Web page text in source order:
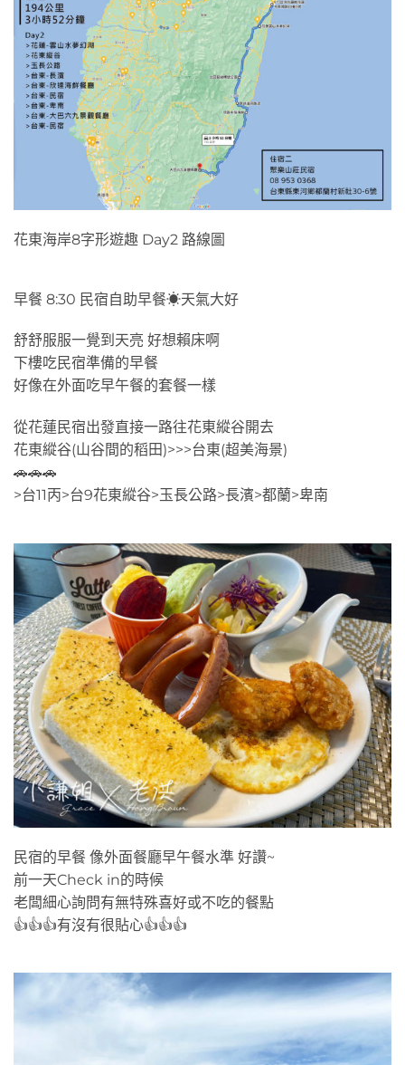
花東海岸8字形遊趣 Day2 路線圖
早餐 8:30 民宿自助早餐☀天氣大好
舒舒服服一覺到天亮 好想賴床啊
下樓吃民宿準備的早餐
好像在外面吃早午餐的套餐一樣
從花蓮民宿出發直接一路往花東縱谷開去
花東縱谷(山谷間的稻田)>>>台東(超美海景)
🚗🚗🚗
>台11丙>台9花東縱谷>玉長公路>長濱>都蘭>卑南
民宿的早餐 像外面餐廳早午餐水準 好讚~
前一天Check in的時候
老闆細心詢問有無特殊喜好或不吃的餐點
👍👍👍有沒有很貼心👍👍👍